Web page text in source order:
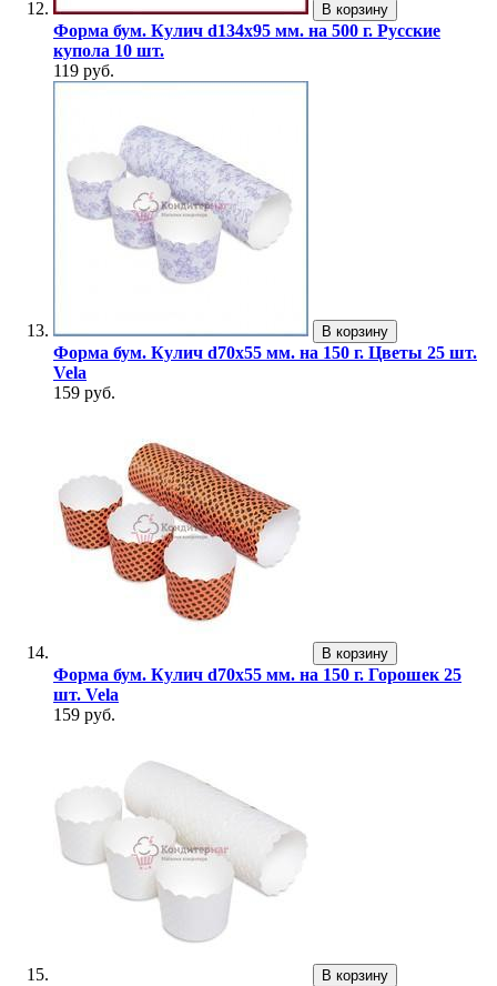
В корзину
Форма бум. Кулич d134х95 мм. на 500 г. Русские
купола 10 шт.
119 руб.
В корзину
Форма бум. Кулич d70х55 мм. на 150 г. Цветы 25 шт.
Vela
159 руб.
В корзину
Форма бум. Кулич d70х55 мм. на 150 г. Горошек 25
шт. Vela
159 руб.
В корзину